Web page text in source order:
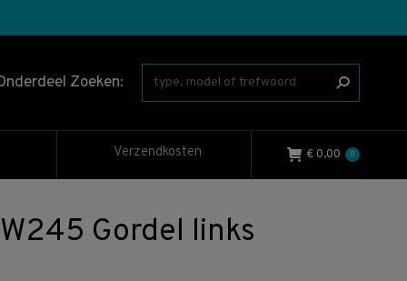
Zoeken:
Verzendkosten € 0,00 0
Gordel links